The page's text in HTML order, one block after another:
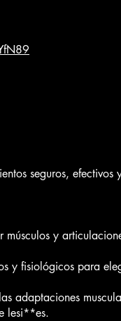
seguros, efectivos
y
y fisiológicos para
adaptaciones
lesi**es.